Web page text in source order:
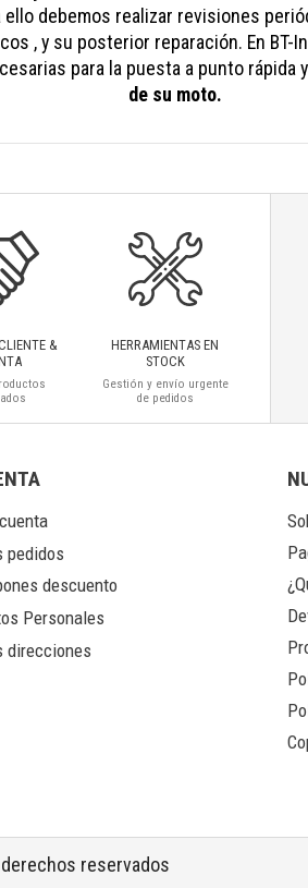
debemos realizar revisiones
, y su posterior reparación. En BT-
para la puesta a punto rápida
de su moto.
&
HERRAMIENTAS EN
STOCK
Gestión y envío urgente
de pedidos
pedidos
descuento
Personales
direcciones
reservados